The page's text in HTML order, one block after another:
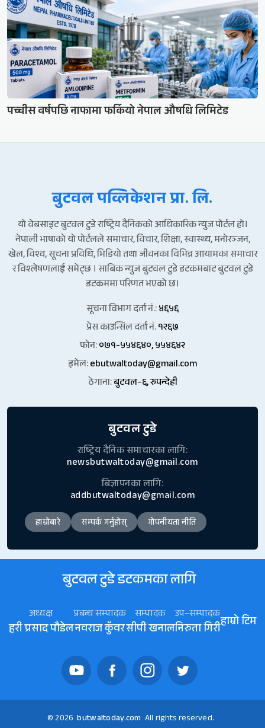
पच्चीस वर्षपछि नाफामा फर्कियो नेपाल औषधि लिमिटेड
बुटवल पव्लिकेशन प्रा. लि.
यो वेबसाइट बुटवल टुडे राष्ट्रिय दैनिकको आधिकारिक न्युज पोर्टल हो।
नेपाली भाषाको यो पोर्टलले समाचार, विचार, शिक्षा, स्वास्थ्य, मनोरञ्जन,
खेल, विश्व, सूचना प्रविधि, भिडियो तथा जीवनका विभिन्न आयामका समाचार
र विश्लेषणलाई समेट्छ । साबिक न्युज बुटवल टुडे डटकमबाट बुटवल टुडे
डटकममा परिणत भएको छ।
सूचना विभाग दर्ता नं.:४६५६
प्रेस काउन्सिल दर्ता नं.१२६७
फोन:०७१-५५४६४०, ५५४६४२
इमेल:ebutwaltoday@gmail.com
ठेगाना:बुटवल–६, रुपन्देही
बुटवल टुडे
राष्ट्रिय दैनिक समाचारका लागि:
newsbutwaltoday@gmail.com
बिज्ञापनका लागि:
addbutwaltoday@gmail.com
हाम्रोबारे सम्पर्क गर्नुहोस् गोपनीयता नीति
बुटवल टुडे डटकमका लागि
अध्यक्ष
हरी प्रसाद पौडेल
प्रबन्ध सम्पादक
नवराज कॅुवर
सम्पादक
सीपी खनाल
उप–सम्पादक
निरुता गिरीहाम्रो टिम
© 2026 butwaltoday.com All rights reserved.